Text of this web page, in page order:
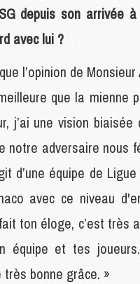
depuis son arrivée
avec lui ?
l’opinion de
que la mienne
j’ai une vision
notre adversaire nous
d’une équipe de
avec ce niveau
ton éloge, c’est très
équipe et tes
très bonne grâce. »